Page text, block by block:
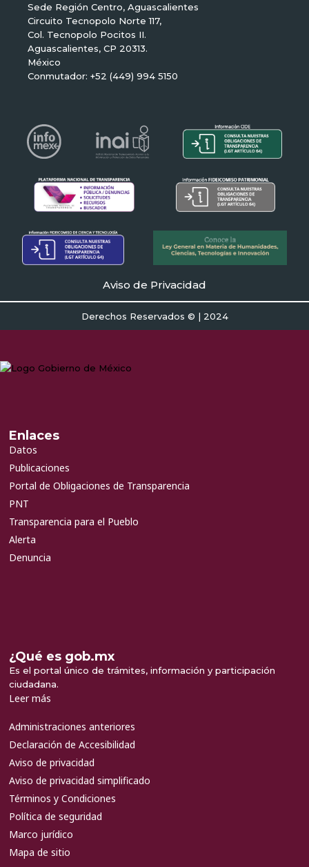
Sede Región Centro, Aguascalientes
Circuito Tecnopolo Norte 117,
Col. Tecnopolo Pocitos II.
Aguascalientes, CP 20313.
México
Conmutador: +52 (449) 994 5150
Aviso de Privacidad
Derechos Reservados © | 2024
Enlaces
Datos
Publicaciones
Portal de Obligaciones de Transparencia
PNT
Transparencia para el Pueblo
Alerta
Denuncia
¿Qué es gob.mx
Es el portal único de trámites, información y participación
ciudadana.
Leer más
Administraciones anteriores
Declaración de Accesibilidad
Aviso de privacidad
Aviso de privacidad simplificado
Términos y Condiciones
Política de seguridad
Marco jurídico
Mapa de sitio